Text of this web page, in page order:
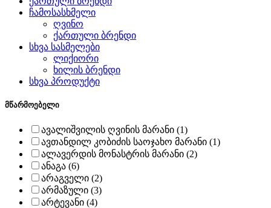
ჩამოსასხმელი
ღვინო
ქართული ბრენდი
სხვა სასმელები
ლიქიორი
ხილის ბრენდი
სხვა პროდუქტი
მწარმოებელი
ავალიშვილის ღვინის მარანი (1)
ავთანდილ კობიძის საოჯახო მარანი (1)
ალავერდის მონასტრის მარანი (2)
ანაგა (6)
არაგველი (2)
არმაზული (3)
არტევანი (4)